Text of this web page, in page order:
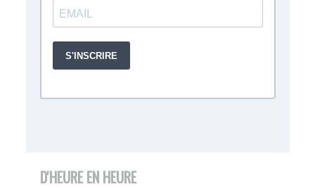
D'HEURE EN HEURE